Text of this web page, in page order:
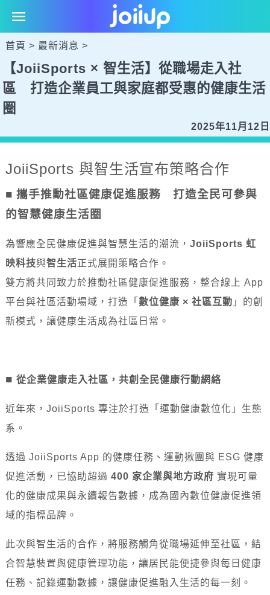
首頁 > 最新消息 >
【JoiiSports × 智生活】從職場走入社
區 打造企業員工與家庭都受惠的健康生活
圈
2025年11月12日
JoiiSports 與智生活宣布策略合作
■ 攜手推動社區健康促進服務 打造全民可參與
的智慧健康生活圈
為響應全民健康促進與智慧生活的潮流， JoiiSports 虹
映科技與智生活正式展開策略合作。
雙方將共同致力於推動社區健康促進服務，整合線上 App
平台與社區活動場域，打造「 數位健康 × 社區互動 」的創
新模式，讓健康生活成為社區日常。
■ 從企業健康走入社區，共創全民健康行動網絡
近年來，JoiiSports 專注於打造「運動健康數位化」生態
系。
透過 JoiiSports App 的健康任務、運動揪團與 ESG 健康
促進活動，已協助超過 400 家企業與地方政府 實現可量
化的健康成果與永續報告數據，成為國內數位健康促進領
域的指標品牌。
此次與智生活的合作，將服務觸角從職場延伸至社區，結
合智慧裝置與健康管理功能，讓居民能便捷參與每日健康
任務、記錄運動數據，讓健康促進融入生活的每一刻。